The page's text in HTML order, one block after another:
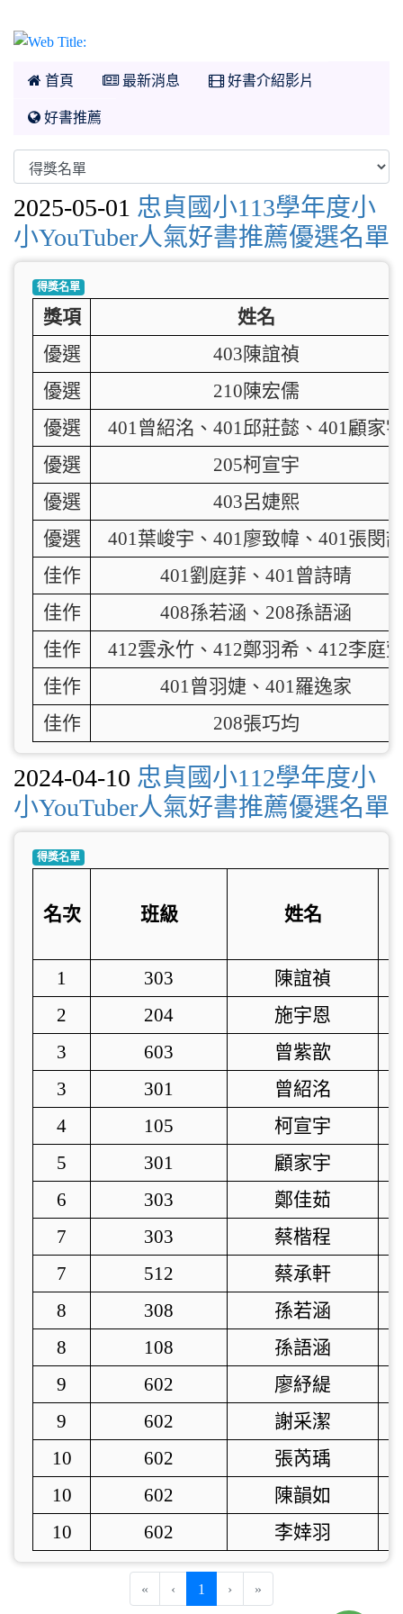
首頁 最新消息 好書介紹影片
好書推薦
2025-05-01 忠貞國小113學年度小
小YouTuber人氣好書推薦優選名單
得獎名單
獎項
姓名
優選
403陳誼禎
優選
210陳宏儒
優選
401曾紹洺、401邱莊懿、401顧家
優選
205柯宣宇
優選
403呂婕熙
優選
401葉峻宇、401廖致幃、401張閔
佳作
401劉庭菲、401曾詩晴
佳作
408孫若涵、208孫語涵
佳作
412雲永竹、412鄭羽希、412李庭
佳作
401曾羽婕、401羅逸家
佳作
208張巧均
2024-04-10 忠貞國小112學年度小
小YouTuber人氣好書推薦優選名單
得獎名單
名次 班級 姓名
1 303
陳誼禎
2
204
施宇恩
3
603 曾紫歆
3
301 曾紹洺
4
105
柯宣宇
5
301
顧家宇
6
303
鄭佳茹
7
303
蔡楷程
7
512
蔡承軒
8
308
孫若涵
8
108
孫語涵
9
602
廖紓緹
9
602
謝采潔
10
602
張芮瑀
10
602
陳韻如
10
602 李婞羽
« ‹ 1 (current)
› »